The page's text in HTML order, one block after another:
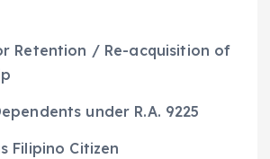
Retention / Re-acquisition of
under R.A. 9225
Filipino Citizen